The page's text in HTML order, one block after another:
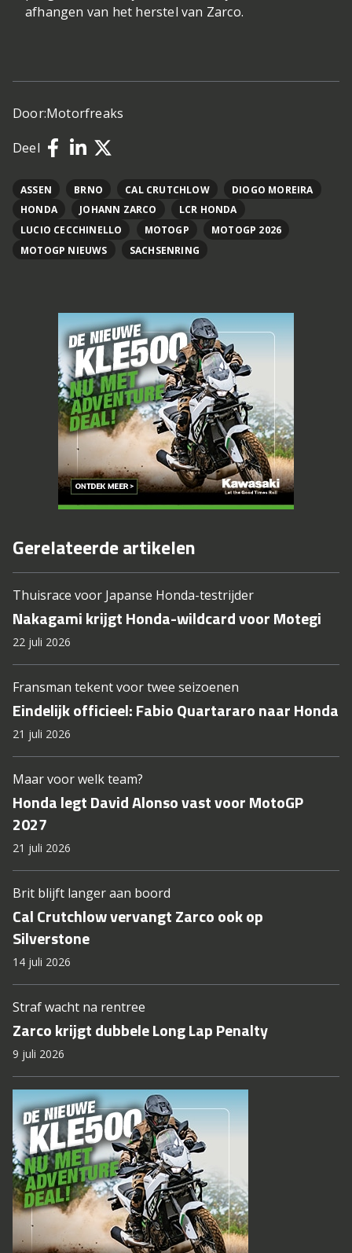
afhangen van het herstel van Zarco.
Door:Motorfreaks
Deel
ASSEN BRNO CAL CRUTCHLOW
DIOGO MOREIRA
HONDA
JOHANN ZARCO
LCR HONDA
LUCIO CECCHINELLO
MOTOGP
MOTOGP 2026
MOTOGP NIEUWS
SACHSENRING
Gerelateerde artikelen
Thuisrace voor Japanse Honda-testrijder
Nakagami krijgt Honda-wildcard voor Motegi
22 juli 2026
Fransman tekent voor twee seizoenen
Eindelijk officieel: Fabio Quartararo naar Honda
21 juli 2026
Maar voor welk team?
Honda legt David Alonso vast voor MotoGP
2027
21 juli 2026
Brit blijft langer aan boord
Cal Crutchlow vervangt Zarco ook op
Silverstone
14 juli 2026
Straf wacht na rentree
Zarco krijgt dubbele Long Lap Penalty
9 juli 2026